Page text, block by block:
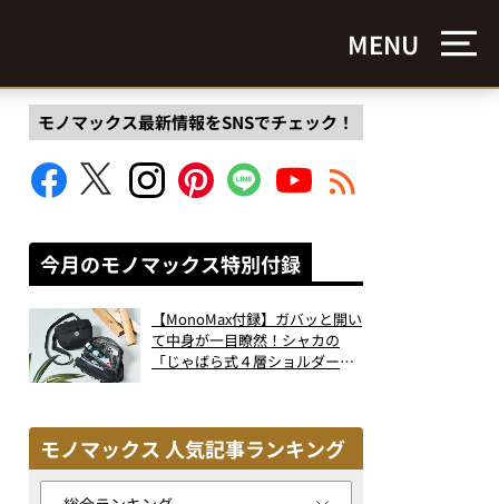
MENU
モノマックス最新情報をSNSでチェック！
今月のモノマックス特別付録
【MonoMax付録】ガバッと開い
て中身が一目瞭然！シャカの
「じゃばら式４層ショルダーバ
モノマックス 人気記事ランキング